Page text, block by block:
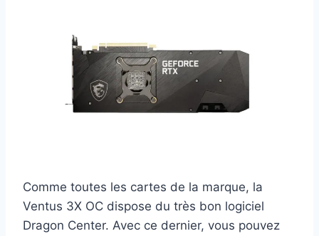
Comme toutes les cartes de la marque, la
Ventus 3X OC dispose du très bon logiciel
Dragon Center. Avec ce dernier, vous pouvez